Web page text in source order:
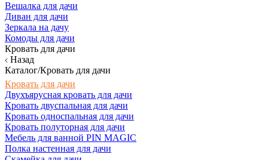
Вешалка для дачи
Диван для дачи
Зеркала на дачу
Комоды для дачи
Кровать для дачи
Назад
Каталог/Кровать для дачи
Кровать для дачи
Двухъярусная кровать для дачи
Кровать двуспальная для дачи
Кровать односпальная для дачи
Кровать полуторная для дачи
Мебель для ванной PIN MAGIC
Полка настенная для дачи